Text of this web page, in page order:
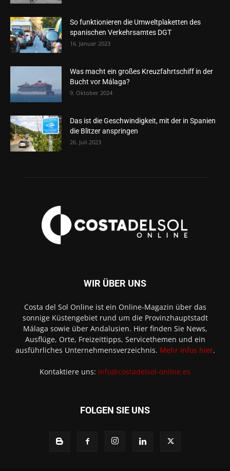
So funktionieren die Umweltplaketten des
spanischen Verkehrsamtes DGT
16. Januar 2023
Was macht ein großes Kreuzfahrtschiff in der
Bucht vor Málaga?
9. Oktober 2024
Das ist die Geschwindigkeit, mit der in Spanien
die Blitzer anspringen
26. Juli 2023
WIR ÜBER UNS
Costa del Sol Online ist ein Online-Magazin über das
sonnige Küstengebiet rund um die Provinzhauptstadt
Málaga sowie über Andalusien. Hier finden Sie News,
Ausflüge, Orte, Freizeittipps, Servicethemen und ein
ausführliches Unternehmensverzeichnis. Mehr Infos hier.
Kontaktiere uns: info@costadelsol-online.es
FOLGEN SIE UNS